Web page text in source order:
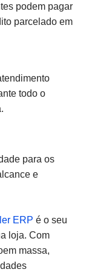
podem pagar
parcelado em
todo o
para os
e
ERP é o seu
loja. Com
massa,